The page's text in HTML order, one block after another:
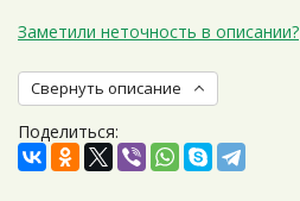
Заметили неточность в описании?
Свернуть описание
Поделиться: